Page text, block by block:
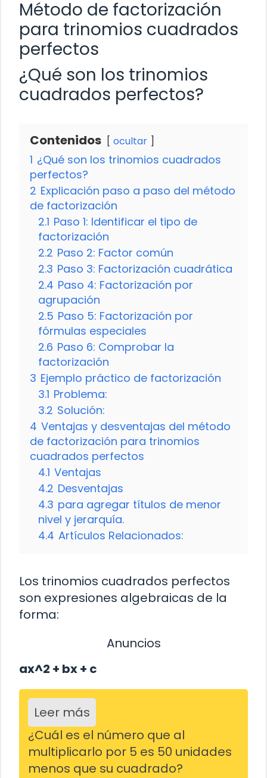
Método de factorización
para trinomios cuadrados
perfectos
¿Qué son los trinomios
cuadrados perfectos?
Contenidos ocultar
1 ¿Qué son los trinomios cuadrados
perfectos?
2 Explicación paso a paso del método
de factorización
2.1 Paso 1: Identificar el tipo de
factorización
2.2 Paso 2: Factor común
2.3 Paso 3: Factorización cuadrática
2.4 Paso 4: Factorización por
agrupación
2.5 Paso 5: Factorización por
fórmulas especiales
2.6 Paso 6: Comprobar la
factorización
3 Ejemplo práctico de factorización
3.1 Problema:
3.2 Solución:
4 Ventajas y desventajas del método
de factorización para trinomios
cuadrados perfectos
4.1 Ventajas
4.2 Desventajas
4.3 para agregar títulos de menor
nivel y jerarquía.
4.4 Artículos Relacionados:
Los trinomios cuadrados perfectos
son expresiones algebraicas de la
forma:
Anuncios
ax^2 + bx + c
Leer más
¿Cuál es el número que al
multiplicarlo por 5 es 50 unidades
menos que su cuadrado?